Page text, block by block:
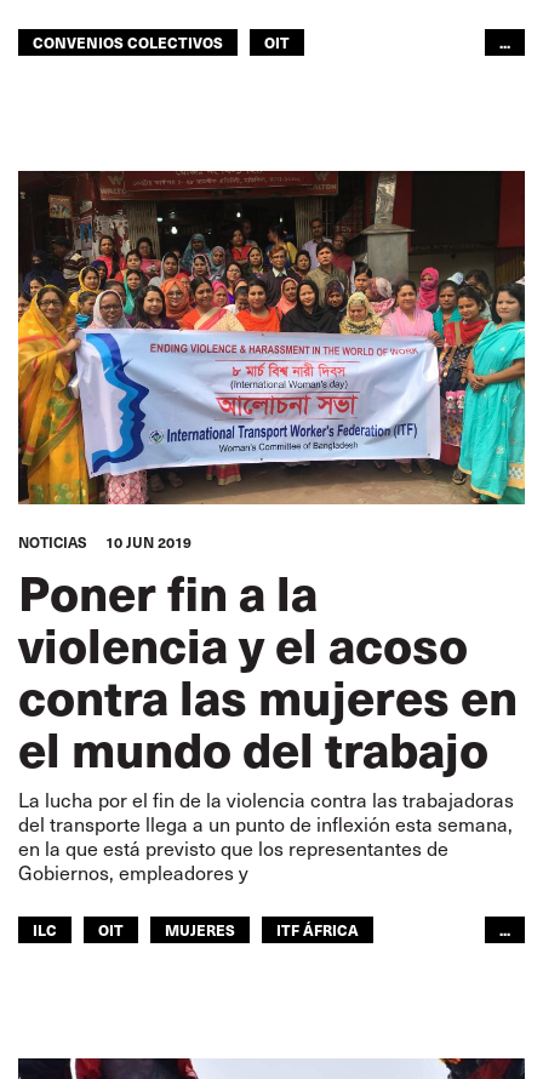
CONVENIOS COLECTIVOS
OIT
...
NOTICIAS 10 JUN 2019
Poner fin a la
violencia y el acoso
contra las mujeres en
el mundo del trabajo
La lucha por el fin de la violencia contra las trabajadoras
del transporte llega a un punto de inflexión esta semana,
en la que está previsto que los representantes de
Gobiernos, empleadores y
ILC OIT MUJERES
ITF ÁFRICA
...